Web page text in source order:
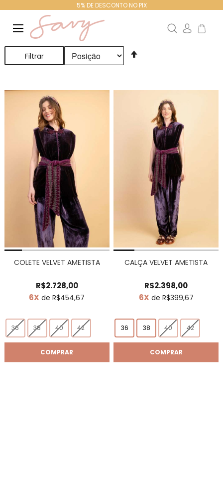
5% DE DESCONTO NO PIX
Search
Meu
Filtrar
COLETE VELVET AMETISTA
R$2.728,00
6X de R$454,67
36 38 40 42
COMPRAR
CALÇA VELVET AMETISTA
R$2.398,00
6X de R$399,67
36 38 40 42
COMPRAR